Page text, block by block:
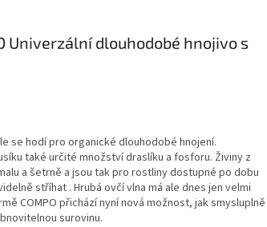
Univerzální dlouhodobé hnojivo s
se hodí pro organické dlouhodobé hnojení.
také určité množství draslíku a fosforu. Živiny z
a šetrně a jsou tak pro rostliny dostupné po dobu
stříhat . Hrubá ovčí vlna má ale dnes jen velmi
COMPO přichází nyní nová možnost, jak smysluplně
surovinu.